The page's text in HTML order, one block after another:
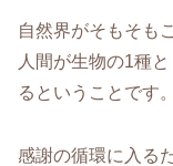
自然界がそもそも
人間が生物の1種
るということです。
感謝の循環に入る